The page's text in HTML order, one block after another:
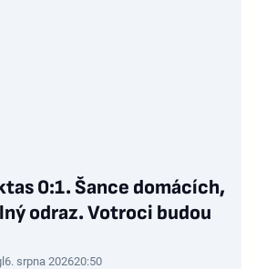
0:1. Šance domácích,
odraz. Votroci budou
6. srpna 202620:50